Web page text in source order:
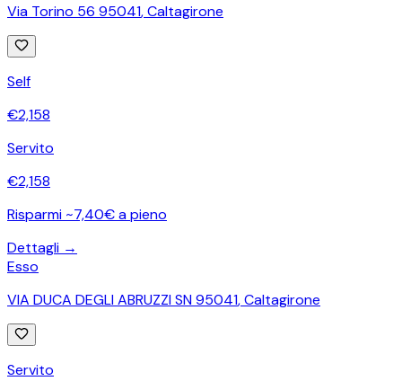
Via Torino 56 95041,Caltagirone
Self
€2,158
Servito
€2,158
Risparmi ~7,40€ a pieno
Dettagli →
Esso
VIA DUCA DEGLI ABRUZZI SN 95041,Caltagirone
Servito